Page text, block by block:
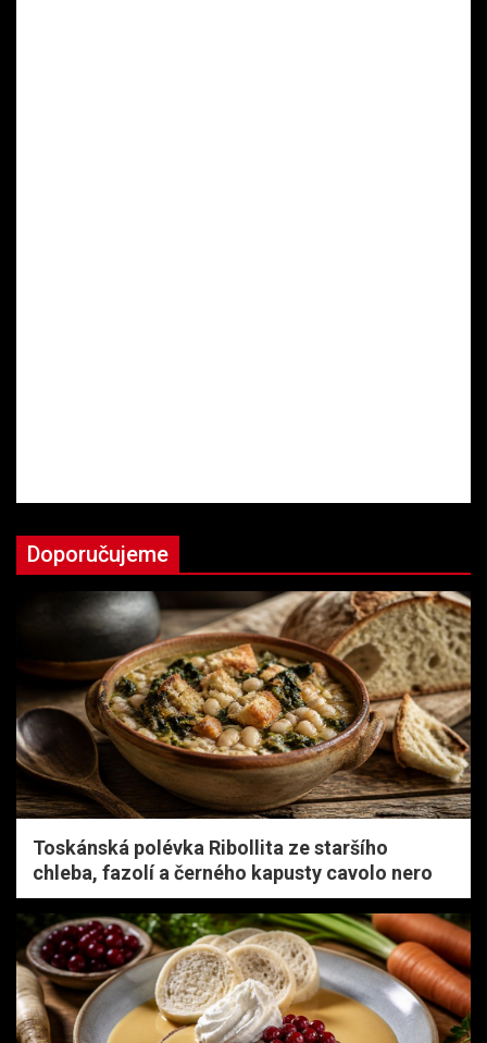
Doporučujeme
Toskánská polévka Ribollita ze staršího
chleba, fazolí a černého kapusty cavolo nero